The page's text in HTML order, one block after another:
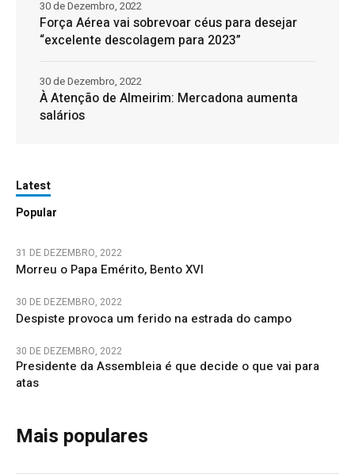
Força Aérea vai sobrevoar céus para desejar
“excelente descolagem para 2023”
30 de Dezembro, 2022
À Atenção de Almeirim: Mercadona aumenta
salários
30 de Dezembro, 2022
Latest
Popular
31 DE DEZEMBRO, 2022
Morreu o Papa Emérito, Bento XVI
30 DE DEZEMBRO, 2022
Despiste provoca um ferido na estrada do campo
30 DE DEZEMBRO, 2022
Presidente da Assembleia é que decide o que vai para
atas
Mais populares